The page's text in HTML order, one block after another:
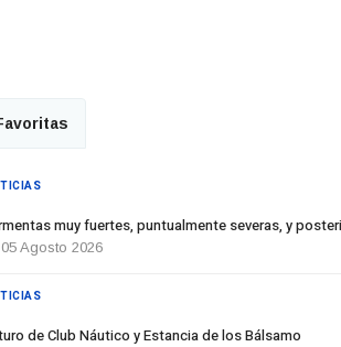
muy fuertes, puntualmente severas, y
05 Agosto 2026
de Club Náutico y Estancia de los Bálsamo